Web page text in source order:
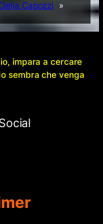
Capozzi
»
impara a cercare
sembra che venga